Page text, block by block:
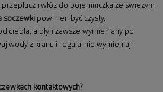
i włóż do pojemniczka ze świeżym
soczewki powinien być czysty,
ciepła, a płyn zawsze wymieniany po
wody z kranu i regularnie wymieniaj
kontaktowych?